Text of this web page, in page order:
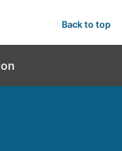
Back to top